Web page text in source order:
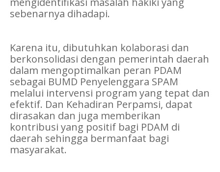
sebenarnya dihadapi.
Karena itu, dibutuhkan kolaborasi dan
berkonsolidasi dengan pemerintah daerah
dalam mengoptimalkan peran PDAM
sebagai BUMD Penyelenggara SPAM
melalui intervensi program yang tepat dan
efektif. Dan Kehadiran Perpamsi, dapat
dirasakan dan juga memberikan
kontribusi yang positif bagi PDAM di
daerah sehingga bermanfaat bagi
masyarakat.